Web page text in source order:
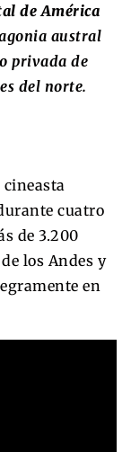
de América
austral
privada de
del norte.
cuatro
de 3.200
los Andes y
en